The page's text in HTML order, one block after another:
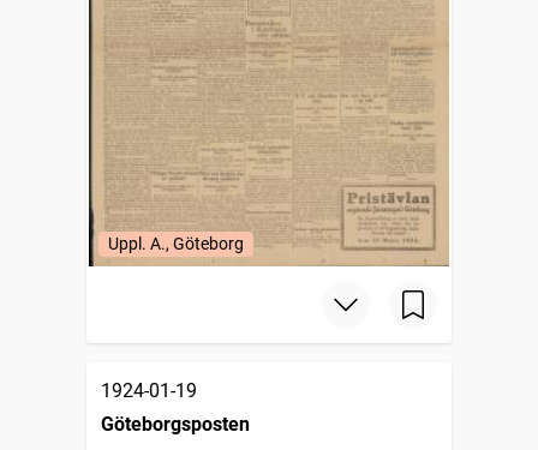
Uppl. A., Göteborg
1924-01-19
Göteborgsposten